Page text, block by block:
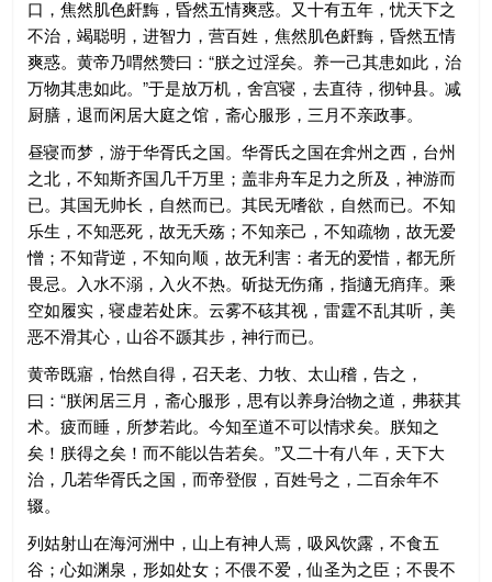
口，焦然肌色皯黣，昏然五情爽惑。又十有五年，忧天下之
不治，竭聪明，进智力，营百姓，焦然肌色皯黣，昏然五情
爽惑。黄帝乃喟然赞曰：“朕之过淫矣。养一己其患如此，治
万物其患如此。”于是放万机，舍宫寝，去直待，彻钟县。减
厨膳，退而闲居大庭之馆，斋心服形，三月不亲政事。
昼寝而梦，游于华胥氏之国。华胥氏之国在弇州之西，台州
之北，不知斯齐国几千万里；盖非舟车足力之所及，神游而
已。其国无帅长，自然而已。其民无嗜欲，自然而已。不知
乐生，不知恶死，故无夭殇；不知亲己，不知疏物，故无爱
憎；不知背逆，不知向顺，故无利害：者无的爱惜，都无所
畏忌。入水不溺，入火不热。斫挞无伤痛，指擿无痟痒。乘
空如履实，寝虚若处床。云雾不硋其视，雷霆不乱其听，美
恶不滑其心，山谷不踬其步，神行而已。
黄帝既寤，怡然自得，召天老、力牧、太山稽，告之，
曰：“朕闲居三月，斋心服形，思有以养身治物之道，弗获其
术。疲而睡，所梦若此。今知至道不可以情求矣。朕知之
矣！朕得之矣！而不能以告若矣。”又二十有八年，天下大
治，几若华胥氏之国，而帝登假，百姓号之，二百余年不
辍。
列姑射山在海河洲中，山上有神人焉，吸风饮露，不食五
谷；心如渊泉，形如处女；不偎不爱，仙圣为之臣；不畏不